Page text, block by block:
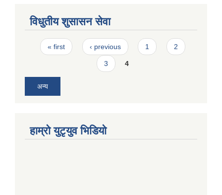
विधुतीय शुसासन सेवा
Pages
« first ‹ previous 1 2
3 4
अन्य
हाम्राे युटृयुव भिडियाे